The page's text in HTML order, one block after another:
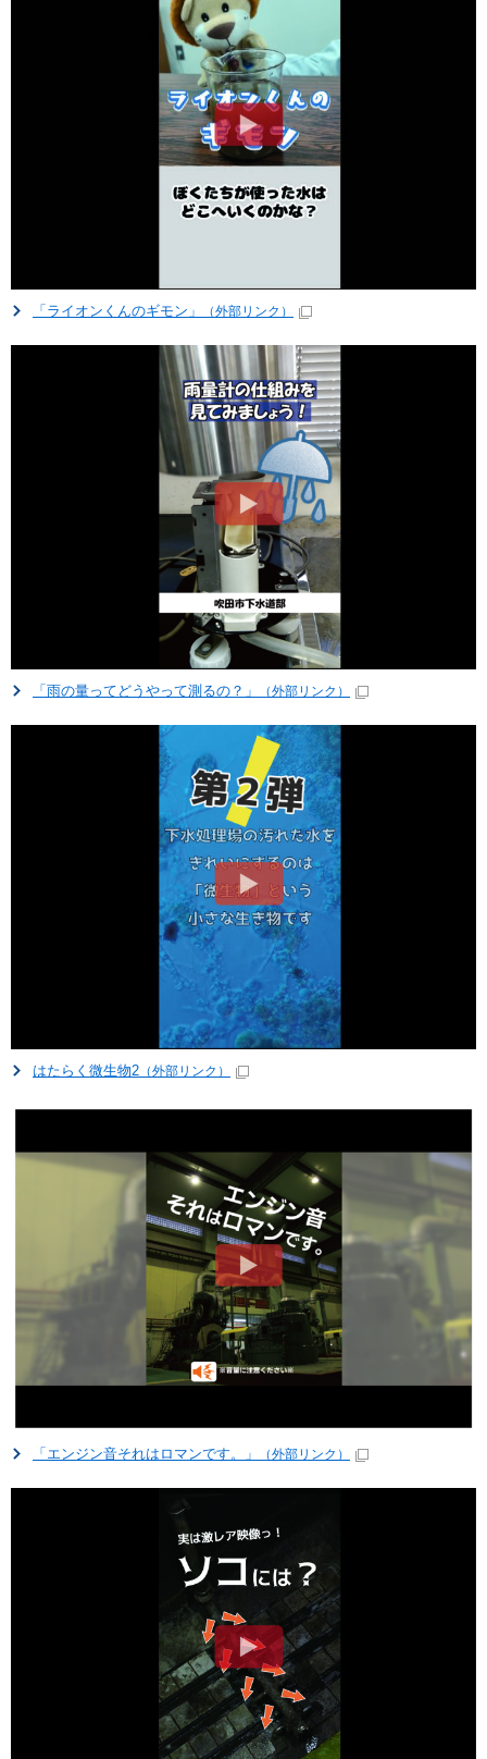
「ライオンくんのギモン」 （外部リンク）
「雨の量ってどうやって測るの？」 （外部リンク）
はたらく微生物2 （外部リンク）
「エンジン音それはロマンです。」 （外部リンク）